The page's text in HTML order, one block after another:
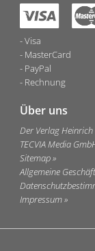
Visa
MasterCard
PayPal
Rechnung
Über uns
Der Verlag Heinrich
TECVIA Media
Sitemap
Allgemeine
Impressum